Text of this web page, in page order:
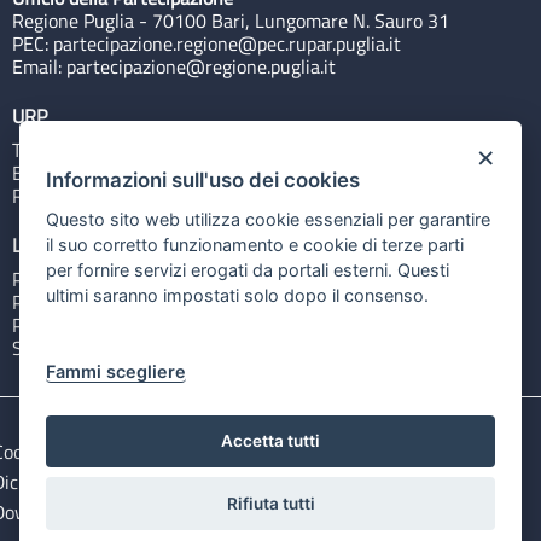
Regione Puglia - 70100 Bari, Lungomare N. Sauro 31
PEC: partecipazione.regione@pec.rupar.puglia.it
Email: partecipazione@regione.puglia.it
URP
Tel: 800713939
Email:quiregione@regione.puglia.it
Rubrica
Link utili
Portale Istituzionale
PO FESR Puglia 2014-2020
PSR Puglia 2014-2020
Sistema Puglia
e privacy
Note legali
di accessibilità
Open Data files
×
Informazioni sull'uso dei cookies
Questo sito web utilizza cookie essenziali per garantire
il suo corretto funzionamento e cookie di terze parti
per fornire servizi erogati da portali esterni. Questi
ultimi saranno impostati solo dopo il consenso.
Fammi scegliere
Accetta tutti
Rifiuta tutti